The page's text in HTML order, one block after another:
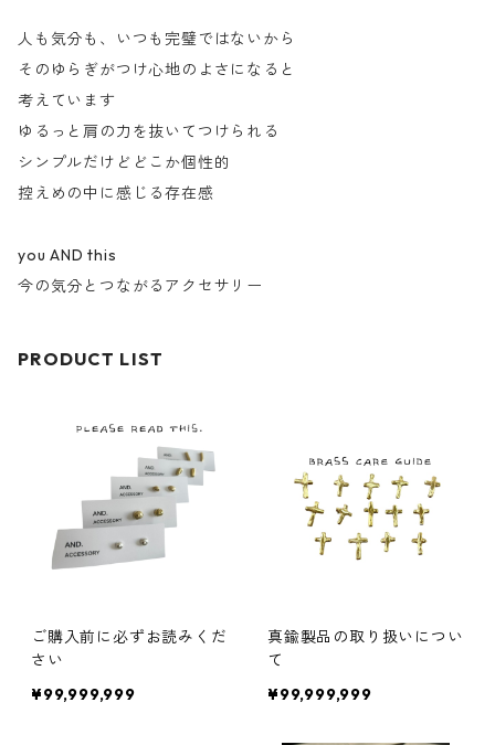
人も気分も、いつも完璧ではないから
そのゆらぎがつけ心地のよさになると
考えています
ゆるっと肩の力を抜いてつけられる
シンプルだけどどこか個性的
控えめの中に感じる存在感
you AND this
今の気分とつながるアクセサリー
PRODUCT LIST
ご購入前に必ずお読みくだ
さい
¥99,999,999
真鍮製品の取り扱いについ
て
¥99,999,999